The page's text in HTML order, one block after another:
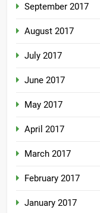
September 2017
August 2017
July 2017
June 2017
May 2017
April 2017
March 2017
February 2017
January 2017